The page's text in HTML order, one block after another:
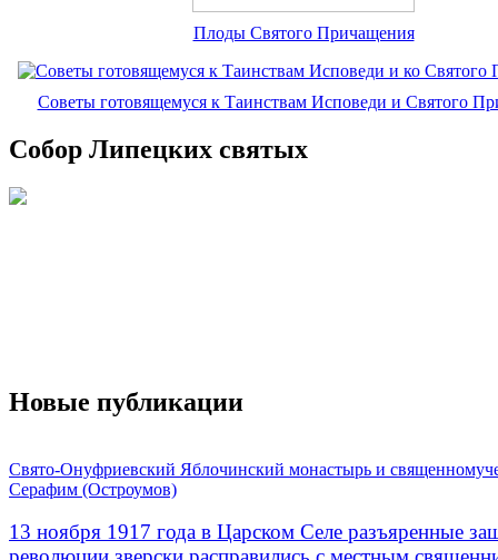
Плоды Святого Причащения
Советы готовящемуся к Таинствам Исповеди и Святого
Собор Липецких святых
Новые публикации
Свято-Онуфриевский Яблочинский монастырь и
Серафим (Остроумов)
13 ноября 1917 года в Царском Селе разъяренные